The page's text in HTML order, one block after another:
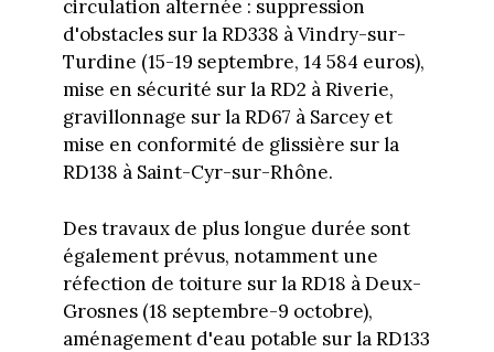
circulation alternée : suppression
d'obstacles sur la RD338 à Vindry-sur-
Turdine (15-19 septembre, 14 584 euros),
mise en sécurité sur la RD2 à Riverie,
gravillonnage sur la RD67 à Sarcey et
mise en conformité de glissière sur la
RD138 à Saint-Cyr-sur-Rhône.
Des travaux de plus longue durée sont
également prévus, notamment une
réfection de toiture sur la RD18 à Deux-
Grosnes (18 septembre-9 octobre),
aménagement d'eau potable sur la RD133